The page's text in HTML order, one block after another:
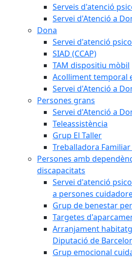
Serveis d'atenció
Servei d'Atenció a
Dona
Servei d'atenció
SIAD (CCAP)
TAM dispositiu mòbil
Acolliment temporal
Servei d'Atenció a
Persones grans
Servei d'Atenció a
Teleassistència
Grup El Taller
Treballadora Familiar
Persones amb
discapacitats
Servei d'atenció
a persones
Grup de benestar
Targetes
Arranjament
Diputació de
Grup emocional